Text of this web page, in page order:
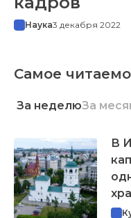
Наука3 декабря 2022
Самое
За неделюЗа
В